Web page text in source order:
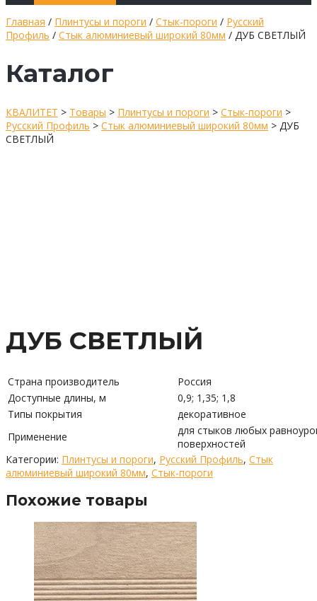
Главная / Плинтусы и пороги / Стык-пороги / Русский
Профиль / Стык алюминиевый широкий 80мм / ДУБ СВЕТЛЫЙ
Каталог
КВАЛИТЕТ > Товары > Плинтусы и пороги > Стык-пороги >
Русский Профиль > Стык алюминиевый широкий 80мм > ДУБ
СВЕТЛЫЙ
ДУБ СВЕТЛЫЙ
Страна производитель
Россия
Доступные длины, м
0,9; 1,35; 1,8
Типы покрытия
декоративное
Применение
для стыков любых
поверхностей
Категории: Плинтусы и пороги, Русский Профиль, Стык
алюминиевый широкий 80мм, Стык-пороги
Похожие товары